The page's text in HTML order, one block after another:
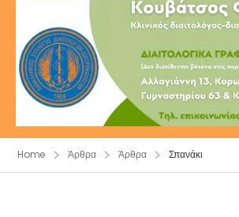
Home Άρθρα Άρθρα Σπανάκι